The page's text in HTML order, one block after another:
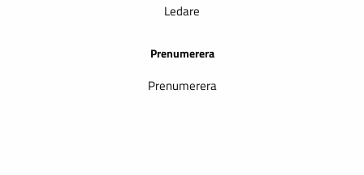
Ledare
Prenumerera
Prenumerera